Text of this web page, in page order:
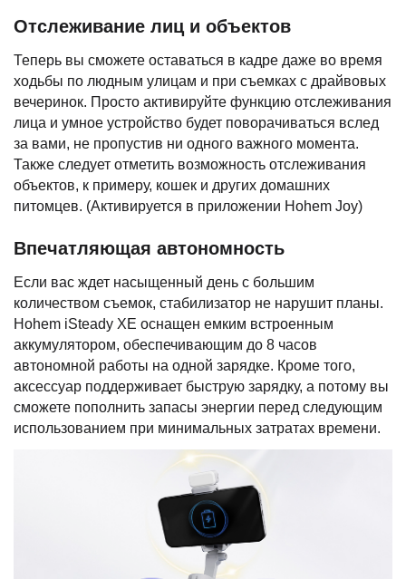
Отслеживание лиц и объектов
Теперь вы сможете оставаться в кадре даже во время
ходьбы по людным улицам и при съемках с драйвовых
вечеринок. Просто активируйте функцию отслеживания
лица и умное устройство будет поворачиваться вслед
за вами, не пропустив ни одного важного момента.
Также следует отметить возможность отслеживания
объектов, к примеру, кошек и других домашних
питомцев. (Активируется в приложении Hohem Joy)
Впечатляющая автономность
Если вас ждет насыщенный день с большим
количеством съемок, стабилизатор не нарушит планы.
Hohem iSteady XE оснащен емким встроенным
аккумулятором, обеспечивающим до 8 часов
автономной работы на одной зарядке. Кроме того,
аксессуар поддерживает быструю зарядку, а потому вы
сможете пополнить запасы энергии перед следующим
использованием при минимальных затратах времени.